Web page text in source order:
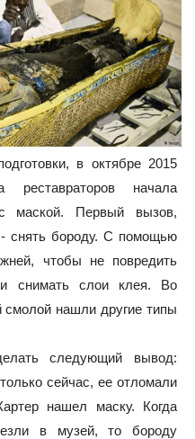
в октябре 2015
реставраторов начала
с маской. Первый вызов,
снять бороду. С помощью
чтобы не повредить
снимать слои клея. Во
смолой нашли другие типы
следующий вывод:
сейчас, ее отломали
нашел маску. Когда
в музей, то бороду